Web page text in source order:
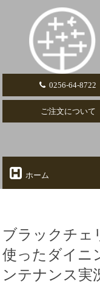
0256-64-8722
ご注文について
ホーム
ブラックチェ
使ったダイニ
ンテナンス実